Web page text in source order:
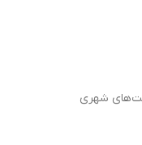
شهری